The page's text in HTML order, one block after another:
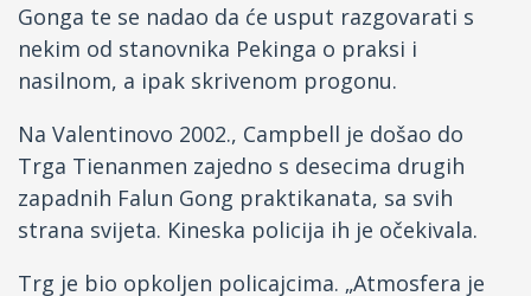
Gonga te se nadao da će usput razgovarati s
nekim od stanovnika Pekinga o praksi i
nasilnom, a ipak skrivenom progonu.
Na Valentinovo 2002., Campbell je došao do
Trga Tienanmen zajedno s desecima drugih
zapadnih Falun Gong praktikanata, sa svih
strana svijeta. Kineska policija ih je očekivala.
Trg je bio opkoljen policajcima. „Atmosfera je